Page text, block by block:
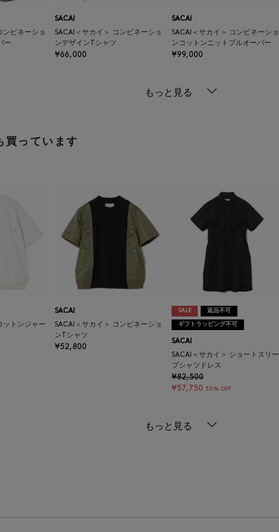
ンビネーショ
ー
SACAI
SACAI＜サカイ＞ コンビネーショ
ンデザインTシャツ
¥66,000
SACAI
SACAI＜サカイ＞ コンビネーショ
ンコットンニットプルオーバー
¥99,000
もっと見る
買っています
ットンジャー
SACAI
SACAI＜サカイ＞ コンビネーショ
ンTシャツ
¥52,800
SALE 返品不可
ギフトラッピング不可
SACAI
SACAI＜サカイ＞ ショートスリー
ブシャツドレス
¥82,500
¥57,750 30% OFF
もっと見る